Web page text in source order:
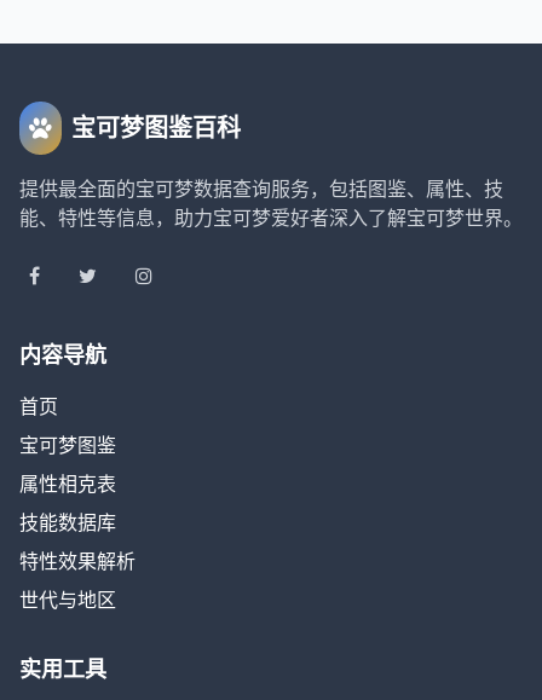
宝可梦图鉴百科
提供最全面的宝可梦数据查询服务，包括图鉴、属性、技
能、特性等信息，助力宝可梦爱好者深入了解宝可梦世界。
内容导航
首页
宝可梦图鉴
属性相克表
技能数据库
特性效果解析
世代与地区
实用工具